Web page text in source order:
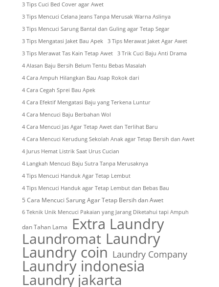
3 Tips Cuci Bed Cover agar Awet
3 Tips Mencuci Celana Jeans Tanpa Merusak Warna Aslinya
3 Tips Mencuci Sarung Bantal dan Guling agar Tetap Segar
3 Tips Mengatasi Jaket Bau Apek
3 Tips Merawat Jaket Agar Awet
3 Tips Merawat Tas Kain Tetap Awet
3 Trik Cuci Baju Anti Drama
4 Alasan Baju Bersih Belum Tentu Bebas Masalah
4 Cara Ampuh Hilangkan Bau Asap Rokok dari
4 Cara Cegah Sprei Bau Apek
4 Cara Efektif Mengatasi Baju yang Terkena Luntur
4 Cara Mencuci Baju Berbahan Wol
4 Cara Mencuci Jas Agar Tetap Awet dan Terlihat Baru
4 Cara Mencuci Kerudung Sekolah Anak agar Tetap Bersih dan Awet
4 Jurus Hemat Listrik Saat Urus Cucian
4 Langkah Mencuci Baju Sutra Tanpa Merusaknya
4 Tips Mencuci Handuk Agar Tetap Lembut
4 Tips Mencuci Handuk agar Tetap Lembut dan Bebas Bau
5 Cara Mencuci Sarung Agar Tetap Bersih dan Awet
6 Teknik Unik Mencuci Pakaian yang Jarang Diketahui tapi Ampuh
dan Tahan Lama Extra Laundry
Laundromat Laundry
Laundry coin Laundry Company
Laundry indonesia
Laundry jakarta